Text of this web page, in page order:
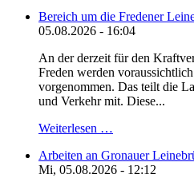
Bereich um die Fredener
05.08.2026 - 16:04
An der derzeit für den
Freden werden
vorgenommen. Das teilt die
und Verkehr mit. Diese...
Weiterlesen …
Arbeiten an Gronauer
Mi, 05.08.2026 - 12:12